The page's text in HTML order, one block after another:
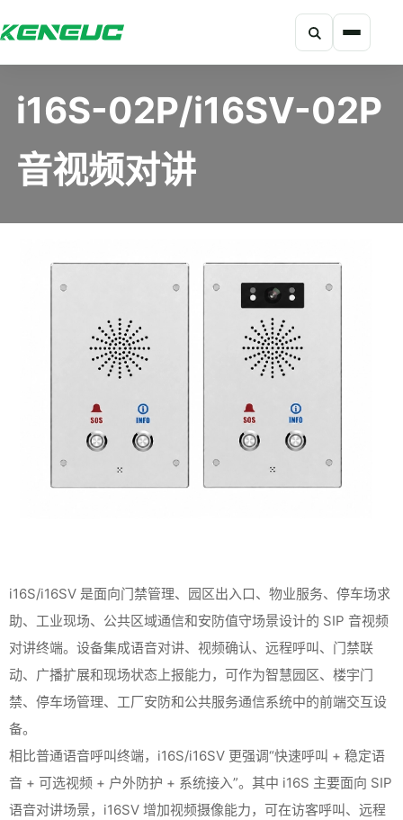
搜索
i16S-02P/i16SV-02P
音视频对讲
i16S/i16SV 是面向门禁管理、园区出入口、物业服务、停车场求
助、工业现场、公共区域通信和安防值守场景设计的 SIP 音视频
对讲终端。设备集成语音对讲、视频确认、远程呼叫、门禁联
动、广播扩展和现场状态上报能力，可作为智慧园区、楼宇门
禁、停车场管理、工厂安防和公共服务通信系统中的前端交互设
备。
相比普通语音呼叫终端，i16S/i16SV 更强调“快速呼叫 + 稳定语
音 + 可选视频 + 户外防护 + 系统接入”。其中 i16S 主要面向 SIP
语音对讲场景，i16SV 增加视频摄像能力，可在访客呼叫、远程